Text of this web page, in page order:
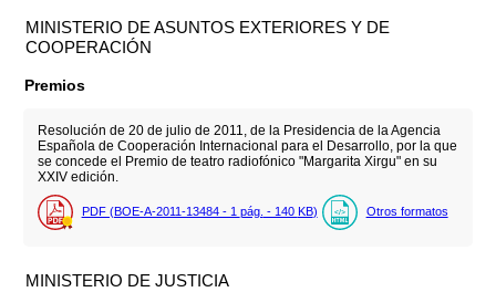
MINISTERIO DE ASUNTOS EXTERIORES Y DE
COOPERACIÓN
Premios
Resolución de 20 de julio de 2011, de la Presidencia de la Agencia
Española de Cooperación Internacional para el Desarrollo, por la que
se concede el Premio de teatro radiofónico "Margarita Xirgu" en su
XXIV edición.
PDF (BOE-A-2011-13484 - 1 pág. - 140 KB) Otros formatos
MINISTERIO DE JUSTICIA